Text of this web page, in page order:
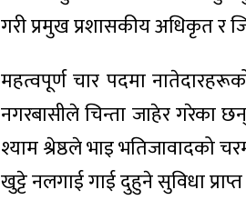
गरी प्रमुख प्रशासकीय अधिकृत र
महत्वपूर्ण चार पदमा
नगरबासीले चिन्ता जाहेर गरेका
श्याम श्रेष्ठले भाइ भतिजावादको
खुट्टे नलगाई गाई दुहुने सुविधा